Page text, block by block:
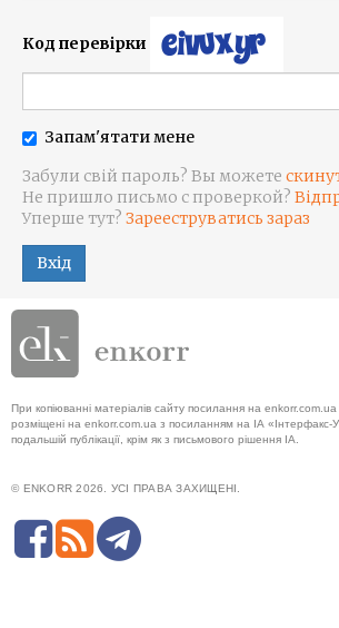
Код перевірки
Запам'ятати мене
Забули свій пароль? Вы можете
Не пришло письмо с проверкой?
Уперше тут? Зарееструватись зараз
Вхід
При копіюванні матеріалів сайту посилання на enkorr.com.ua
розміщені на enkorr.com.ua з посиланням на ІА «Інтерфакс-
подальшій публікації, крім як з письмового рішення ІА.
© ENKORR 2026. УСІ ПРАВА ЗАХИЩЕНІ.